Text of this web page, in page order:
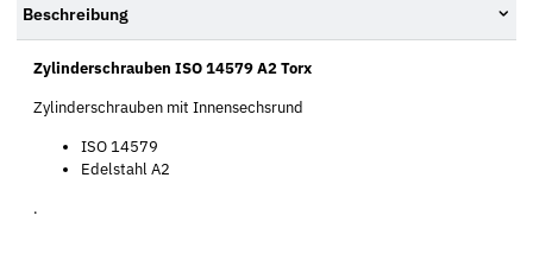
Beschreibung
Zylinderschrauben ISO 14579 A2 Torx
Zylinderschrauben mit Innensechsrund
ISO 14579
Edelstahl A2
.